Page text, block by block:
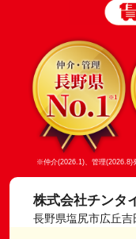
※仲介(2026.1)、管理(2026.8)
株式会社チンタ
長野県塩尻市広丘吉